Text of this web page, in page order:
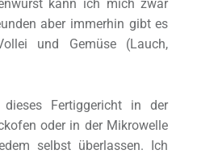
kann ich mich zwar
aber immerhin gibt es
und Gemüse (Lauch,
Fertiggericht in der
oder in der Mikrowelle
selbst überlassen. Ich